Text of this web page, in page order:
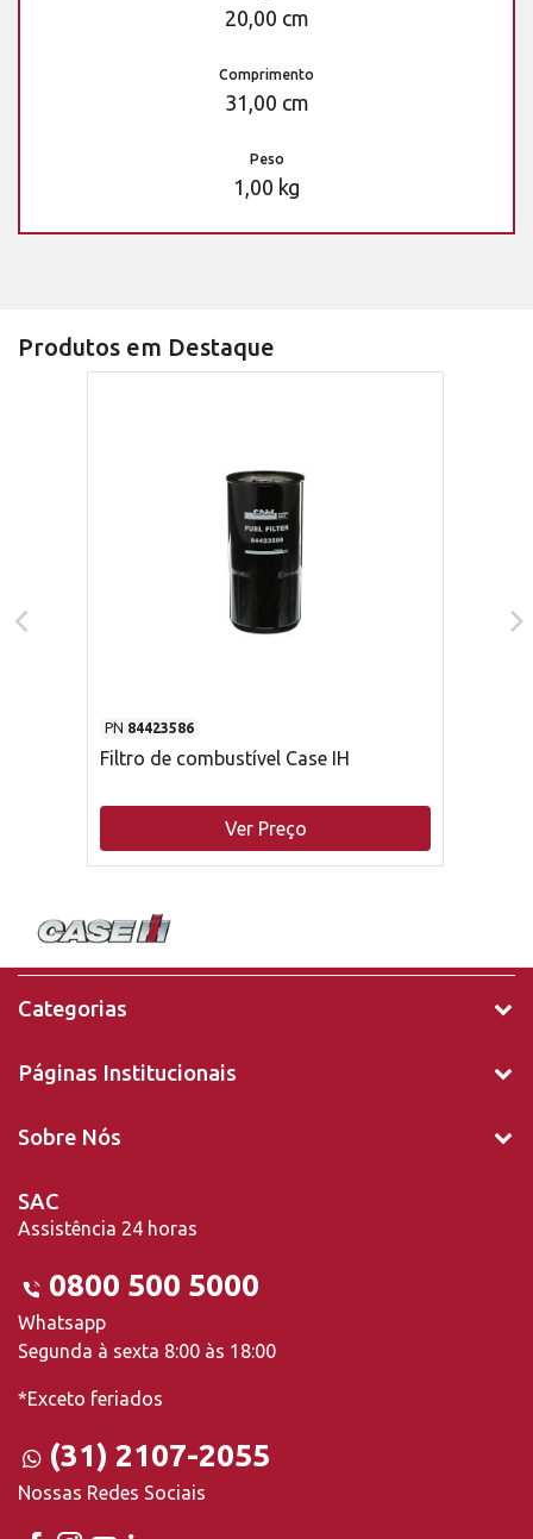
20,00 cm
Comprimento
31,00 cm
Peso
1,00 kg
Produtos em Destaque
PN 84423586
Filtro de combustível Case IH
Ver Preço
Categorias
Páginas Institucionais
Sobre Nós
SAC
Assistência 24 horas
0800 500 5000
Whatsapp
Segunda à sexta 8:00 às 18:00
*Exceto feriados
(31) 2107-2055
Nossas Redes Sociais